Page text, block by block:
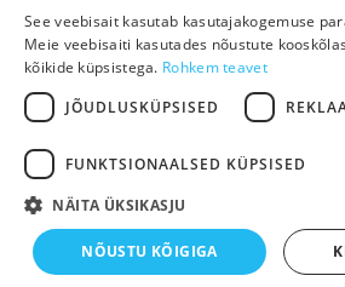
Kontakt Annetused ja toetused
Copyright © 2025. All rights
See veebisait kasutab kasutajakogemuse
Meie veebisaiti kasutades nõustute
kõikide küpsistega. Rohkem teavet
JÕUDLUSKÜPSISED
FUNKTSIONAALSED KÜPSISED
NÄITA ÜKSIKASJU
NÕUSTU KÕIGIGA